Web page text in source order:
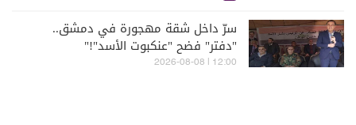
سرّ داخل شقة مهجورة في دمشق..
"دفتر" فضح "عنكبوت الأسد"!"
12:00 | 2026-08-08